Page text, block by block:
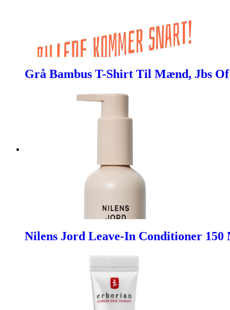
Grå Bambus T-Shirt Til Mænd, Jbs
Nilens Jord Leave-In Conditioner 150